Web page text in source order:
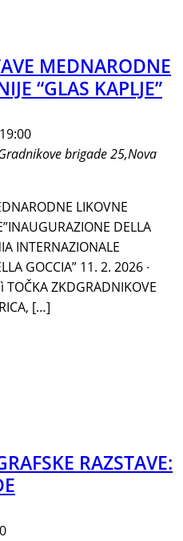
MEDNARODNE
“GLAS KAPLJE”
19:00
brigade 25,Nova
LIKOVNE
DELLA
INTERNAZIONALE
GOCCIA” 11. 2. 2026 ∙
ZKDGRADNIKOVE
[…]
RAZSTAVE: